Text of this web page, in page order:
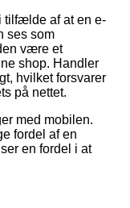
tilfælde af at en e-
ses som
være et
shop. Handler
hvilket forsvarer
på nettet.
med mobilen.
fordel af en
en fordel i at